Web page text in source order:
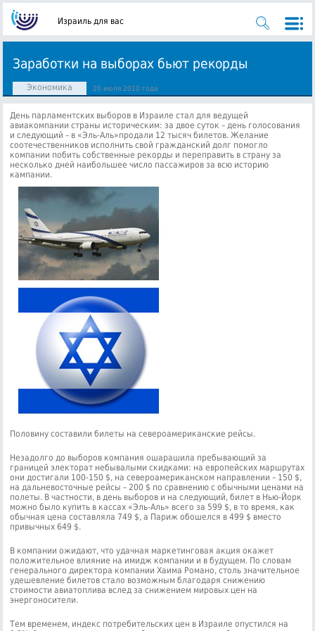
Израиль для вас
Заработки на выборах бьют рекорды
Экономика 20 июля 2010 года
День парламентских выборов в Израиле стал для ведущей
авиакомпании страны историческим: за двое суток – день голосования
и следующий – в «Эль-Аль»продали 12 тысяч билетов.Желание
соотечественников исполнить свой гражданский долг помогло
компании побить собственные рекорды и переправить в страну за
несколько дней наибольшее число пассажиров за всю историю
кампании.
Половину составили билеты на североамериканские рейсы.
Незадолго до выборов компания ошарашила пребывающий за
границей электорат небывалыми скидками: на европейских маршрутах
они достигали 100-150 $, на североамериканском направлении – 150 $,
на дальневосточные рейсы – 200 $ по сравнению с обычными ценами на
полеты. В частности, в день выборов и на следующий, билет в Нью-Йорк
можно было купить в кассах «Эль-Аль» всего за 599 $, в то время, как
обычная цена составляла 749 $, а Париж обошелся в 499 $ вместо
привычных 649 $.
В компании ожидают, что удачная маркетинговая акция окажет
положительное влияние на имидж компании и в будущем. По словам
генерального директора компании Хаима Романо, столь значительное
удешевление билетов стало возможным благодаря снижению
стоимости авиатоплива вслед за снижением мировых цен на
энергоносители.
Тем временем, индекс потребительских цен в Израиле опустился на